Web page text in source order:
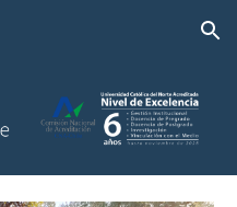
Skip to navigation